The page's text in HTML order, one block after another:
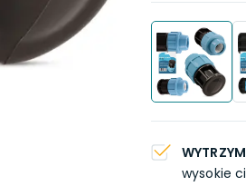
wysokie